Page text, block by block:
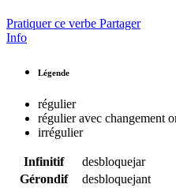
Pratiquer ce verbe Partager
Info
Légende
régulier
régulier avec changement
irrégulier
Infinitif
desbloquejar
Gérondif
desbloquejant